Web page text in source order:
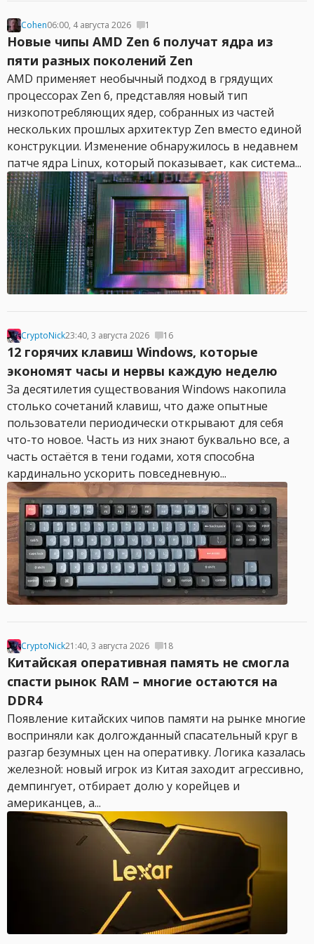
Cohen06:00, 4 августа 2026 1
Новые чипы AMD Zen 6 получат ядра из
пяти разных поколений Zen
AMD применяет необычный подход в грядущих
процессорах Zen 6, представляя новый тип
низкопотребляющих ядер, собранных из частей
нескольких прошлых архитектур Zen вместо единой
конструкции. Изменение обнаружилось в недавнем
патче ядра Linux, который показывает, как система...
CryptoNick23:40, 3 августа 2026 16
12 горячих клавиш Windows, которые
экономят часы и нервы каждую неделю
За десятилетия существования Windows накопила
столько сочетаний клавиш, что даже опытные
пользователи периодически открывают для себя
что-то новое. Часть из них знают буквально все, а
часть остаётся в тени годами, хотя способна
кардинально ускорить повседневную...
CryptoNick21:40, 3 августа 2026 18
Китайская оперативная память не смогла
спасти рынок RAM – многие остаются на
DDR4
Появление китайских чипов памяти на рынке многие
восприняли как долгожданный спасательный круг в
разгар безумных цен на оперативку. Логика казалась
железной: новый игрок из Китая заходит агрессивно,
демпингует, отбирает долю у корейцев и
американцев, а...